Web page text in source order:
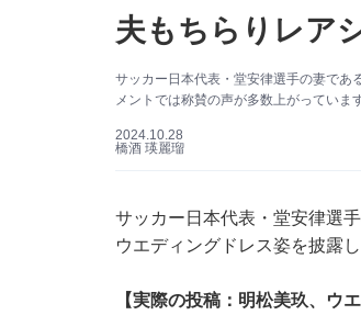
夫もちらりレア
サッカー日本代表・堂安律選手の妻であ
メントでは称賛の声が多数上がっていま
2024.10.28
橋酒 瑛麗瑠
サッカー日本代表・堂安律選
ウエディングドレス姿を披露し
【実際の投稿：明松美玖、ウ